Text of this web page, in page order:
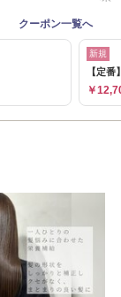
クーポン一覧へ
新規
【定
￥